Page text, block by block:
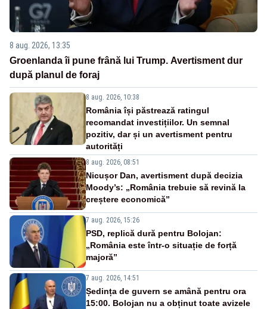
8 aug. 2026, 13:35
Groenlanda îi pune frână lui Trump. Avertisment dur
după planul de foraj
8 aug. 2026, 10:38
România își păstrează ratingul
recomandat investițiilor. Un semnal
pozitiv, dar și un avertisment pentru
autorități
8 aug. 2026, 08:51
Nicușor Dan, avertisment după decizia
Moody’s: „România trebuie să revină la
creștere economică”
7 aug. 2026, 15:26
PSD, replică dură pentru Bolojan:
„România este într-o situație de forță
majoră”
7 aug. 2026, 14:51
Ședința de guvern se amână pentru ora
15:00. Bolojan nu a obținut toate avizele